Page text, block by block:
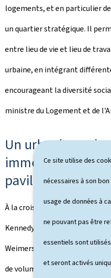
Ce site utilise des
nécessaires à son
usage de données à
ne pouvant pas être
essentiels sont
et seront activés
logements, et en particulier
un quartier stratégique. Il
entre lieu de vie et lieu de
urbaine, en intégrant
encourageant la diversité
ministre du Logement et de
Un urbanisme
immeubles
pavillonnaire
À la croisée d'un front dense
Kennedy et des maisons
Weimershof, JFK Sud A doit
de volumétries bien